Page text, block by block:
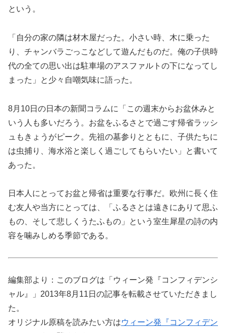
という。
「自分の家の隣は材木屋だった。小さい時、木に乗った
り、チャンバラごっこなどして遊んだものだ。俺の子供時
代の全ての思い出は駐車場のアスファルトの下になってし
まった」と少々自嘲気味に語った。
8月10日の日本の新聞コラムに「この週末からお盆休みと
いう人も多いだろう。お盆をふるさとで過ごす帰省ラッシ
ュもきょうがピーク。先祖の墓参りとともに、子供たちに
は虫捕り、海水浴と楽しく過ごしてもらいたい」と書いて
あった。
日本人にとってお盆と帰省は重要な行事だ。欧州に長く住
む友人や当方にとっては、「ふるさとは遠きにありて思ふ
もの、そして悲しくうたふもの」という室生犀星の詩の内
容を噛みしめる季節である。
編集部より：このブログは「ウィーン発『コンフィデンシ
ャル』」2013年8月11日の記事を転載させていただきまし
た。
オリジナル原稿を読みたい方はウィーン発『コンフィデン